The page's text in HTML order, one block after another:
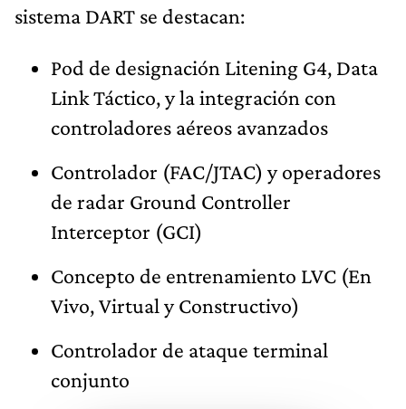
sistema DART se destacan:
Pod de designación Litening G4, Data
Link Táctico, y la integración con
controladores aéreos avanzados
Controlador (FAC/JTAC) y operadores
de radar Ground Controller
Interceptor (GCI)
Concepto de entrenamiento LVC (En
Vivo, Virtual y Constructivo)
Controlador de ataque terminal
conjunto